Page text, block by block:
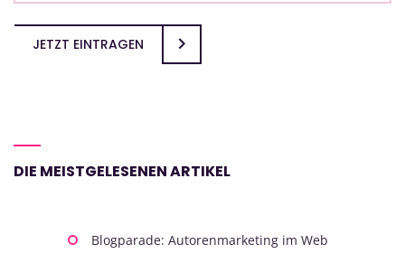
JETZT EINTRAGEN
DIE MEISTGELESENEN ARTIKEL
Blogparade: Autorenmarketing im Web